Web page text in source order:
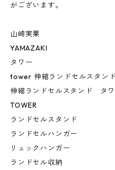
がございます。
山崎実業
YAMAZAKI
タワー
tower 伸縮ランドセルスタンド
伸縮ランドセルスタンド タ
TOWER
ランドセルスタンド
ランドセルハンガー
リュックハンガー
ランドセル収納